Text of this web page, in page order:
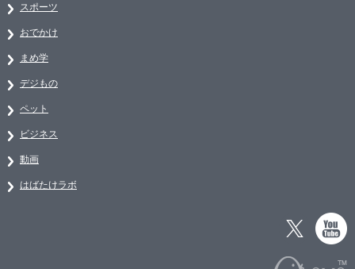
スポーツ
おでかけ
まめ学
デジもの
ペット
ビジネス
動画
はばたけラボ